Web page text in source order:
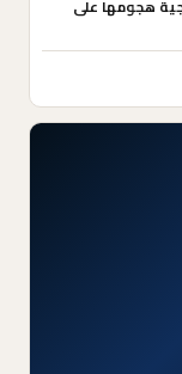
هجومها على